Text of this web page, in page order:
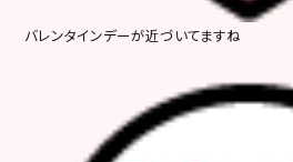
バレンタインデーが近づいてますね